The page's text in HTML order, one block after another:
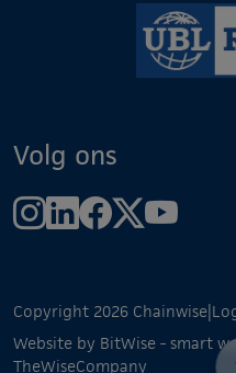
Volg ons
Copyright 2026 Chainwise|
Website by BitWise - smart
TheWiseCompany